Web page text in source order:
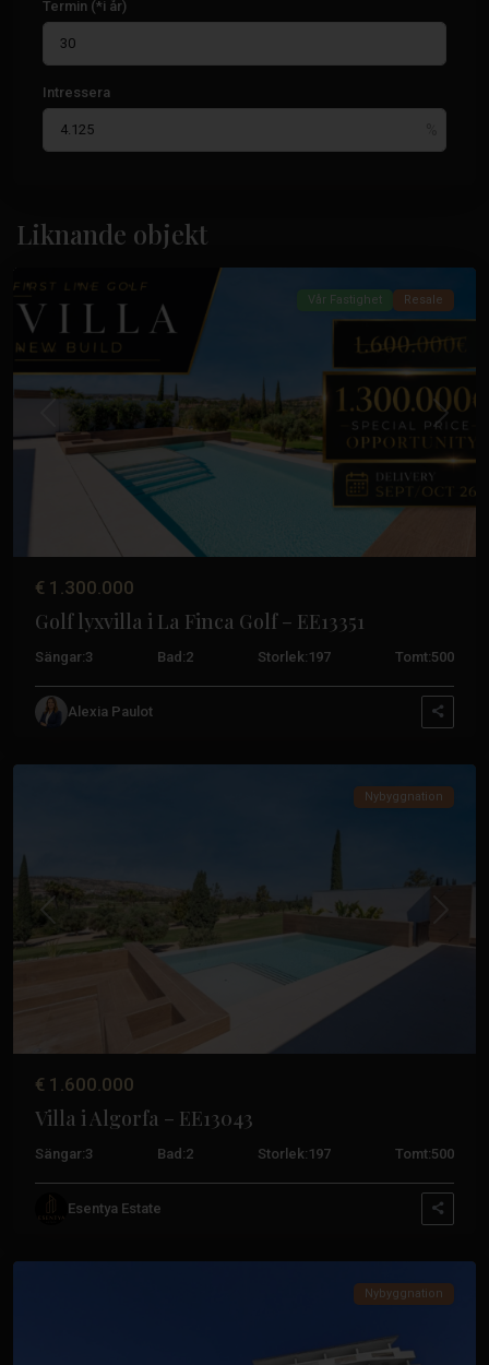
Termin (*i år)
Intressera
Liknande objekt
Golf
Algorfa
Nästa
Vår Fastighet Resale
€ 1.300.000
Golf lyxvilla i La Finca Golf – EE13351
Sängar:3 Bad:2 Storlek: 197 Tomt:500
Alexia Paulot
Finca
Golf
,
Tidigare
Nybyggnation
€ 1.600.000
Villa i Algorfa – EE13043
Sängar:3 Bad:2 Storlek: 197 Tomt:500
Esentya Estate
Algorfa
Daya
Nueva,
Miguel
de
del
Nybyggnation